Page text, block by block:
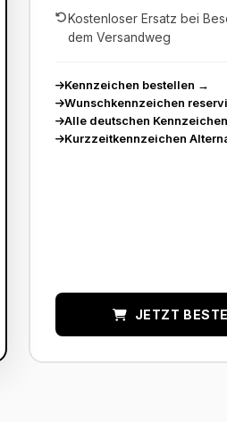
Kostenloser Ersatz bei
dem Versandweg
Kennzeichen bestellen →
Wunschkennzeichen
Alle deutschen Kennzeichen
Kurzzeitkennzeichen
JETZT